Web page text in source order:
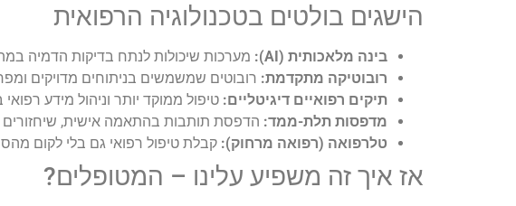
הישגים בולטים בטכנולוגיה הרפואית
בינה מלאכותית (AI):
מערכות שיכולות לנתח בדיקות הדמיה
רובוטיקה מתקדמת: רובוטים שמשמשים בניתוחים מדויקים
תיקים רפואיים דיגיטליים: טיפול ממוקד יותר וניהול מידע
מדפסות תלת-ממד: הדפסת תותבות בהתאמה אישית, שיחזורים
טלרפואה (רפואה מרחוק): קבלת טיפול רפואי גם בלי לקום
אז איך זה משפיע עלינו – המטופלים?